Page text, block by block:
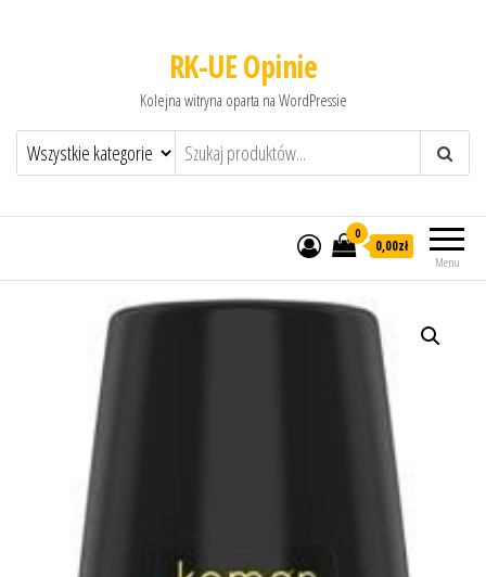
RK-UE Opinie
Kolejna witryna oparta na WordPressie
Menu
0
0,00zł